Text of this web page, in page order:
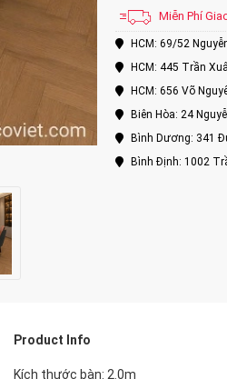
Miễn Phí
HCM: 69/52
HCM: 445 Trần
HCM: 656 Võ
Biên Hòa: 24
Bình Dương: 341
Bình Định: 1002
Product Info
Kích thước bàn: 2.0m